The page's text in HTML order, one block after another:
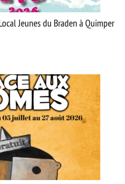
Jeunes du Braden à Quimper